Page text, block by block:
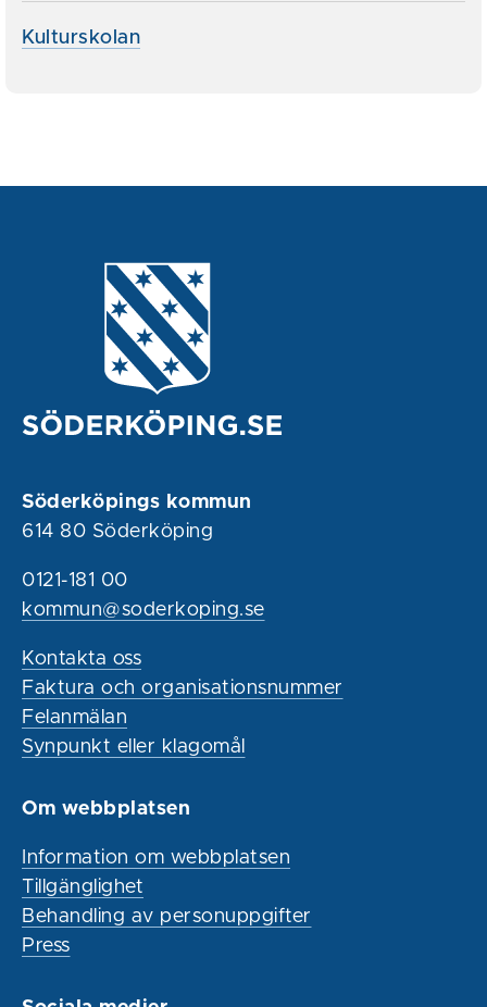
Kulturskolan
Söderköpings kommun
614 80 Söderköping
0121-181 00
kommun@soderkoping.se
Kontakta oss
Faktura och organisationsnummer
Felanmälan
Synpunkt eller klagomål
Om webbplatsen
Information om webbplatsen
Tillgänglighet
Behandling av personuppgifter
Press